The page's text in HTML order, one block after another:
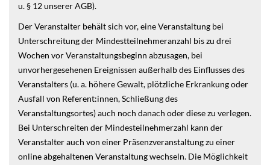
u. § 12 unserer AGB).
Der Veranstalter behält sich vor, eine Veranstaltung bei
Unterschreitung der Mindestteilnehmeranzahl bis zu drei
Wochen vor Veranstaltungsbeginn abzusagen, bei
unvorhergesehenen Ereignissen außerhalb des Einflusses des
Veranstalters (u. a. höhere Gewalt, plötzliche Erkrankung oder
Ausfall von Referent:innen, Schließung des
Veranstaltungsortes) auch noch danach oder diese zu verlegen.
Bei Unterschreiten der Mindesteilnehmerzahl kann der
Veranstalter auch von einer Präsenzveranstaltung zu einer
online abgehaltenen Veranstaltung wechseln. Die Möglichkeit